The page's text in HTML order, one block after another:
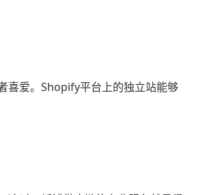
喜爱。Shopify平台上的独立站能够